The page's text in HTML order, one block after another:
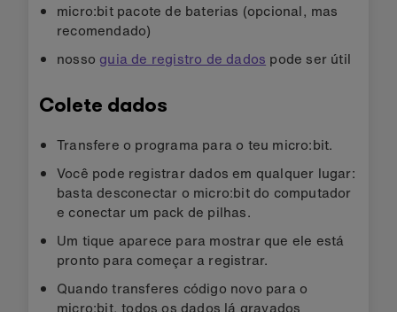
micro:bit pacote de baterias (opcional, mas
recomendado)
nosso guia de registro de dados pode ser útil
Colete dados
Transfere o programa para o teu micro:bit.
Você pode registrar dados em qualquer lugar:
basta desconectar o micro:bit do computador
e conectar um pack de pilhas.
Um tique aparece para mostrar que ele está
pronto para começar a registrar.
Quando transferes código novo para o
micro:bit, todos os dados lá gravados